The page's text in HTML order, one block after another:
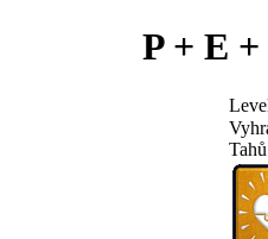
P + E